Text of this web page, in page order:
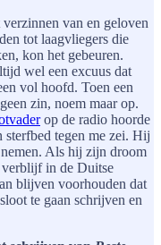
van en geloven
tot laagvliegers die
kon het gebeuren.
wel een excuus dat
vol hoofd. Toen een
zin, noem maar op.
op de radio hoorde
tegen me zei. Hij
nemen. Als hij zijn droom
in de Duitse
blijven voorhouden dat
te gaan schrijven en